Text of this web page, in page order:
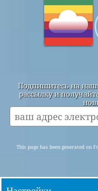
Подпишитесь на
рассылку и
This page has been generated on